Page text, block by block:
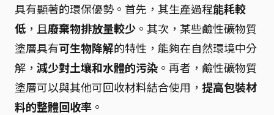
具有顯著的環保優勢。首先，其生產過程能耗較
低 ，且廢棄物排放量較少 。其次，某些鹼性礦物質
塗層具有可生物降解的特性，能夠在自然環境中分
解， 減少對土壤和水體的污染 。再者，鹼性礦物質
塗層可以與其他可回收材料結合使用， 提高包裝材
料的整體回收率 。